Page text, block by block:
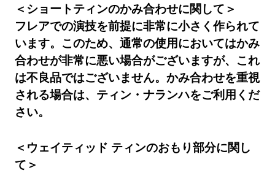
＜ショートティンのかみ合わせに関して＞
フレアでの演技を前提に非常に小さく作られて
います。このため、通常の使用においてはかみ
合わせが非常に悪い場合がございますが、これ
は不良品ではございません。かみ合わせを重視
される場合は、ティン・ナランハをご利用くだ
さい。
＜ウェイティッド ティンのおもり部分に関し
て＞